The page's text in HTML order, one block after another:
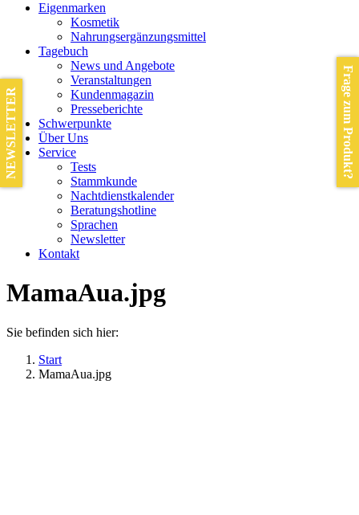
Eigenmarken
Kosmetik
Nahrungsergänzungsmittel
Tagebuch
News und Angebote
Veranstaltungen
Kundenmagazin
Presseberichte
Schwerpunkte
Über Uns
Service
Tests
Stammkunde
Nachtdienstkalender
Beratungshotline
Sprachen
Newsletter
Kontakt
MamaAua.jpg
Sie befinden sich hier:
Start
MamaAua.jpg
Frage zum Produkt?
NEWSLETTER